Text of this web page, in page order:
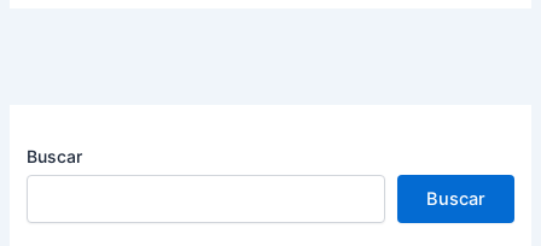
Buscar
Buscar